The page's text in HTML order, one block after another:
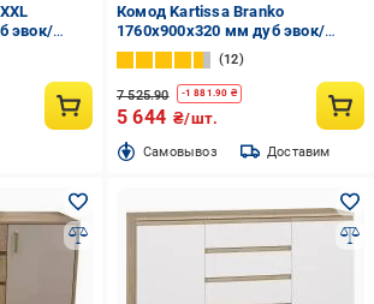
эвок/
Комод Kartissa Branko
1760x900x320 мм дуб эвок/
антрацит
12
7 525.90 -1 881.90 ₴
5 644 ₴/шт.
Cамовывоз Доставим